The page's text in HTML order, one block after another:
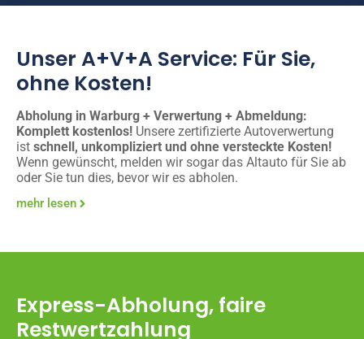
Unser A+V+A Service: Für Sie,
ohne Kosten!
Abholung in Warburg + Verwertung + Abmeldung:
Komplett kostenlos! Unsere zertifizierte Autoverwertung
ist schnell, unkompliziert und ohne versteckte Kosten!
Wenn gewünscht, melden wir sogar das Altauto für Sie ab
oder Sie tun dies, bevor wir es abholen.
mehr lesen
Express-Abholung, faire
Restwertzahlung